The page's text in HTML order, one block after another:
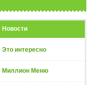
Новости
Это интересно
Миллион Меню